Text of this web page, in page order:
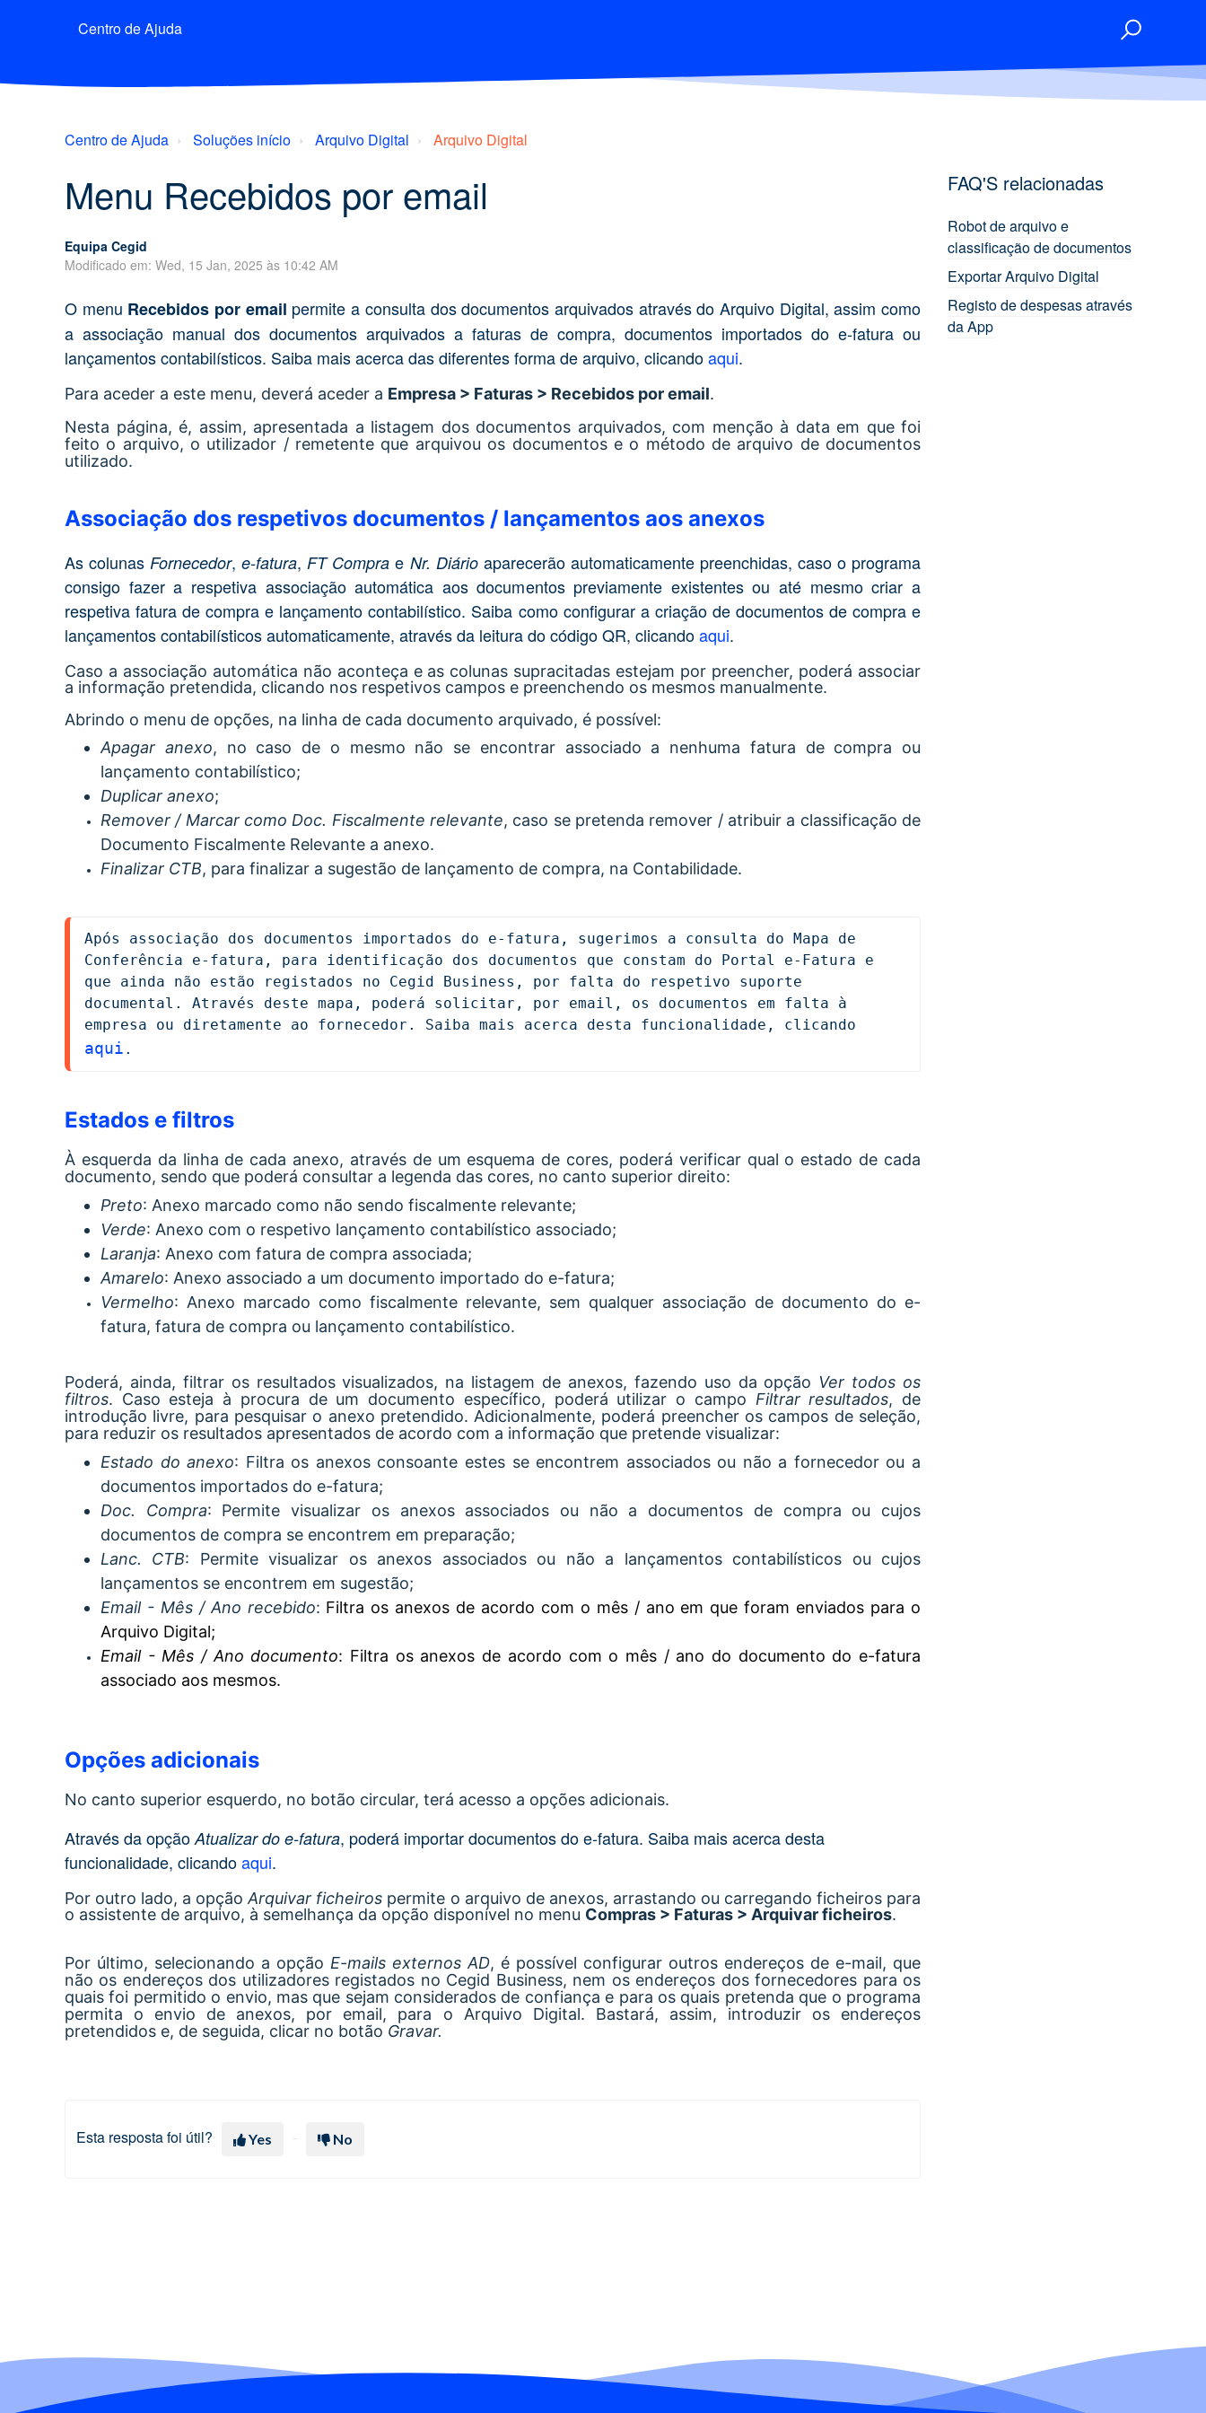
Centro de Ajuda
Centro de Ajuda Soluções início Arquivo Digital Arquivo Digital
Menu Recebidos por email
Equipa Cegid
Modificado em: Wed, 15 Jan, 2025 às 10:42 AM
O menu Recebidos por email permite a consulta dos documentos arquivados através do Arquivo Digital, assim como
a associação manual dos documentos arquivados a faturas de compra, documentos importados do e-fatura ou
lançamentos contabilísticos. Saiba mais acerca das diferentes forma de arquivo, clicandoaqui.
Para aceder a este menu, deverá aceder a Empresa > Faturas > Recebidos por email.
Nesta página, é, assim, apresentada a listagem dos documentos arquivados, com menção à data em que foi
feito o arquivo, o utilizador / remetente que arquivou os documentos e o método de arquivo de documentos
utilizado.
Associação dos respetivos documentos / lançamentos aos anexos
As colunas Fornecedor,e-fatura, FT Compra e Nr. Diárioaparecerão automaticamente preenchidas, caso o programa
consigo fazer a respetiva associação automática aos documentos previamente existentes ou até mesmo criar a
respetiva fatura de compra e lançamento contabilístico. Saiba como configurar a criação de documentos de compra e
lançamentos contabilísticos automaticamente, através da leitura do código QR, clicandoaqui.
Caso a associação automática não aconteça e as colunas supracitadas estejam por preencher, poderá associar
a informação pretendida, clicando nos respetivos campos e preenchendo os mesmos manualmente.
Abrindo o menu de opções, na linha de cada documento arquivado, é possível:
Apagar anexo, no caso de o mesmo não se encontrar associado a nenhuma fatura de compra ou
lançamento contabilístico;
Duplicar anexo;
Remover / Marcar como Doc. Fiscalmente relevante, caso se pretenda remover / atribuir a classificação de
Documento Fiscalmente Relevante a anexo.
Finalizar CTB, para finalizar a sugestão de lançamento de compra, na Contabilidade.
Após associação dos documentos importados do e-fatura, sugerimos a consulta do Mapa de
Conferência e-fatura, para identificação dos documentos que constam do Portal e-Fatura e
que ainda não estão registados no Cegid Business, por falta do respetivo suporte
documental. Através deste mapa, poderá solicitar, por email, os documentos em falta à
aqui .
Estados e filtros
À esquerda da linha de cada anexo, através de um esquema de cores, poderá verificar qual o estado de cada
documento, sendo que poderá consultar a legenda das cores, no canto superior direito:
Preto: Anexo marcado como não sendo fiscalmente relevante;
Verde: Anexo com o respetivo lançamento contabilístico associado;
Laranja: Anexo com fatura de compra associada;
Amarelo: Anexo associado a um documento importado do e-fatura;
Vermelho: Anexo marcado como fiscalmente relevante, sem qualquer associação de documento do e-
fatura, fatura de compra ou lançamento contabilístico.
Poderá, ainda, filtrar os resultados visualizados, na listagem de anexos, fazendo uso da opção Ver todos os
filtros. Caso esteja à procura de um documento específico, poderá utilizar o campo Filtrar resultados, de
introdução livre, para pesquisar o anexo pretendido. Adicionalmente, poderá preencher os campos de seleção,
para reduzir os resultados apresentados de acordo com a informação que pretende visualizar:
Estado do anexo: Filtra os anexos consoante estes se encontrem associados ou não a fornecedor ou a
documentos importados do e-fatura;
Doc. Compra: Permite visualizar os anexos associados ou não a documentos de compra ou cujos
documentos de compra se encontrem em preparação;
Lanc. CTB: Permite visualizar os anexos associados ou não a lançamentos contabilísticos ou cujos
lançamentos se encontrem em sugestão;
Email - Mês / Ano recebido: Filtra os anexos de acordo com o mês / ano em que foram enviados para o
Arquivo Digital;
Email - Mês / Ano documento: Filtra os anexos de acordo com o mês / ano do documento do e-fatura
associado aos mesmos.
Opções adicionais
No canto superior esquerdo, no botão circular, terá acesso a opções adicionais.
Através da opção Atualizar do e-fatura, poderá importar documentos do e-fatura. Saiba mais acerca desta
funcionalidade, clicandoaqui.
Por outro lado, a opçãoArquivar ficheiros permite o arquivo de anexos, arrastando ou carregando ficheiros para
o assistente de arquivo, à semelhança da opção disponível no menu Compras > Faturas > Arquivar ficheiros.
Por último, selecionando a opção E-mails externos AD, é possível configurar outros endereços de e-mail, que
não os endereços dos utilizadores registados no Cegid Business, nem os endereços dos fornecedores para os
quais foi permitido o envio, mas que sejam considerados de confiança e para os quais pretenda que o programa
permita o envio de anexos, por email, para o Arquivo Digital. Bastará, assim, introduzir os endereços
pretendidos e, de seguida, clicar no botão Gravar.
Esta resposta foi útil? Yes No
FAQ'S relacionadas
Robot de arquivo e
classificação de documentos
Exportar Arquivo Digital
Registo de despesas através
da App